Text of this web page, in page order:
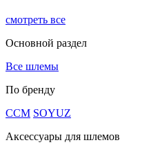
смотреть все
Основной раздел
Все шлемы
По бренду
CCM SOYUZ
Аксессуары для шлемов